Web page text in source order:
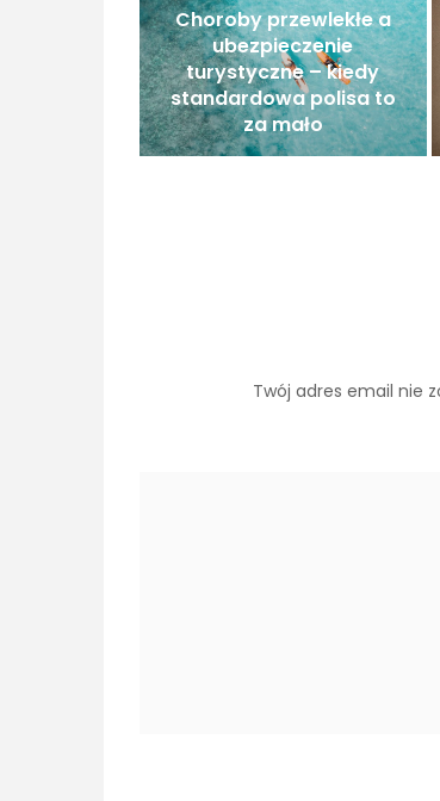
Choroby przewlekłe a
ubezpieczenie
turystyczne – kiedy
standardowa polisa to
za mało
Twój adres email nie